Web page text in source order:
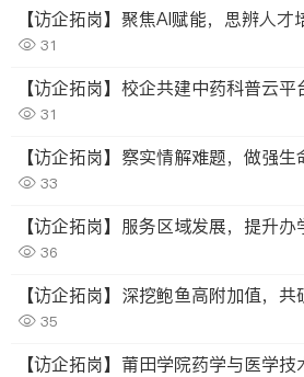
31
【访企拓岗】校企共建中药科普云平
31
【访企拓岗】察实情解难题，做强
33
【访企拓岗】服务区域发展，提升办
36
【访企拓岗】深挖鲍鱼高附加值，
35